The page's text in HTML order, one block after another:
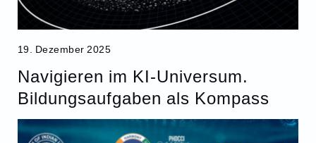
19. Dezember 2025
Navigieren im KI-Universum.
Bildungsaufgaben als Kompass